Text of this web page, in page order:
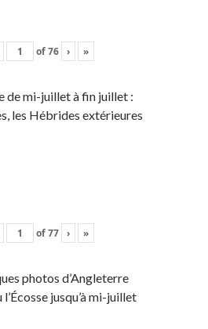
of76 › »
de mi-juillet à fin juillet :
les Hébrides extérieures
of77 › »
photos d’Angleterre
jusqu’à mi-juillet